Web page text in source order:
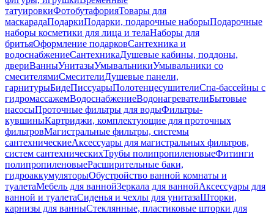
татуировкиФотобутафорияТовары для
маскарадаПодаркиПодарки, подарочные наборыПодарочные
наборы косметики для лица и телаНаборы для
бритьяОформление подарковСантехника и
водоснабжениеСантехникаДушевые кабины, поддоны,
двериВанныУнитазыУмывальникиУмывальники со
смесителямиСмесителиДушевые панели,
гарнитурыБидеПиссуарыПолотенцесушителиСпа-бассейны с
гидромассажемВодоснабжениеВодонагревателиБытовые
насосыПроточные фильтры для водыФильтры-
кувшиныКартриджи, комплектующие для проточных
фильтровМагистральные фильтры, системы
сантехническиеАксессуары для магистральных фильтров,
систем сантехническихТрубы полипропиленовыеФитинги
полипропиленовыеРасширительные баки,
гидроаккумуляторыОбустройство ванной комнаты и
туалетаМебель для ваннойЗеркала для ваннойАксессуары для
ванной и туалетаСиденья и чехлы для унитазаШторки,
карнизы для ванныСтеклянные, пластиковые шторки для